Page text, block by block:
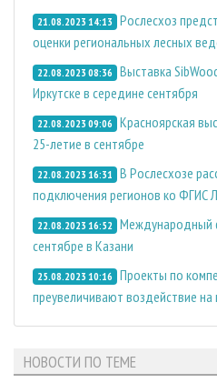
21.08.2023 14:13 Рослесхоз
оценки региональных лесных
22.08.2023 08:36 Выставка
Иркутске в середине сентября
22.08.2023 09:06 Красноярская
25-летие в сентябре
22.08.2023 16:31 В Рослесхозе
подключения регионов ко ФГИС
22.08.2023 16:52 Международный
сентябре в Казани
25.08.2023 10:16 Проекты по
преувеличивают воздействие на
НОВОСТИ ПО ТЕМЕ